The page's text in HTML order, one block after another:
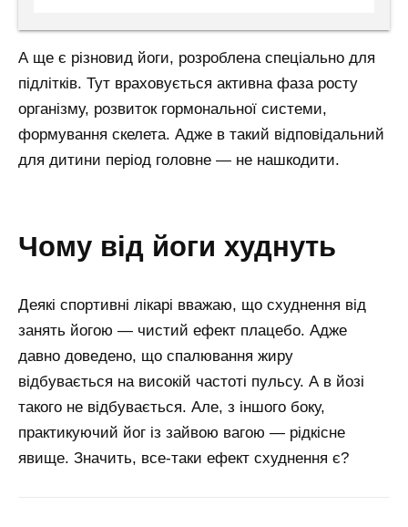
А ще є різновид йоги, розроблена спеціально для
підлітків. Тут враховується активна фаза росту
організму, розвиток гормональної системи,
формування скелета. Адже в такий відповідальний
для дитини період головне — не нашкодити.
чому від йоги худнуть
Деякі спортивні лікарі вважаю, що схуднення від
занять йогою — чистий ефект плацебо. Адже
давно доведено, що спалювання жиру
відбувається на високій частоті пульсу. А в йозі
такого не відбувається. Але, з іншого боку,
практикуючий йог із зайвою вагою — рідкісне
явище. Значить, все-таки ефект схуднення є?